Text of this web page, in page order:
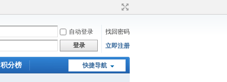
自动登录
找回密码
登录 立即注册
快捷导航
积分榜